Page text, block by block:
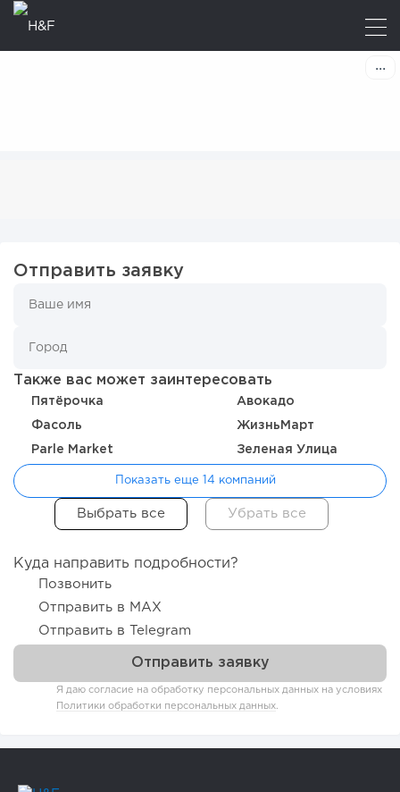
Отправить заявку
Также вас может заинтересовать
Пятёрочка Авокадо
Фасоль ЖизньМарт
Parle Market Зеленая Улица
Показать еще 14 компаний
Куда направить подробности?
Позвонить
Отправить в MAX
Отправить в Telegram
Я даю согласие на обработку персональных данных на условиях
Политики обработки персональных данных.